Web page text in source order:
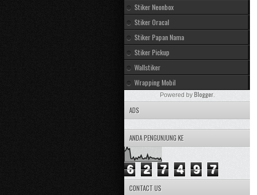
Stiker Neonbox
Stiker Oracal
Stiker Papan Nama
Stiker Pickup
Wallstiker
Wrapping Mobil
Powered by Blogger.
ADS
ANDA PENGUNJUNG KE
6 2 7 4 9 7
CONTACT US